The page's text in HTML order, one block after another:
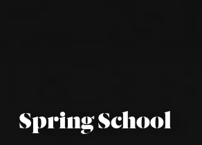
Spring School